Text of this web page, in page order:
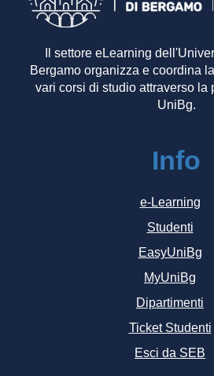
Il settore eLearning
Bergamo organizza e coordina
vari corsi di studio attraverso la
UniBg.
Info
e-Learning
Studenti
EasyUniBg
MyUniBg
Dipartimenti
Ticket Studenti
Esci da SEB